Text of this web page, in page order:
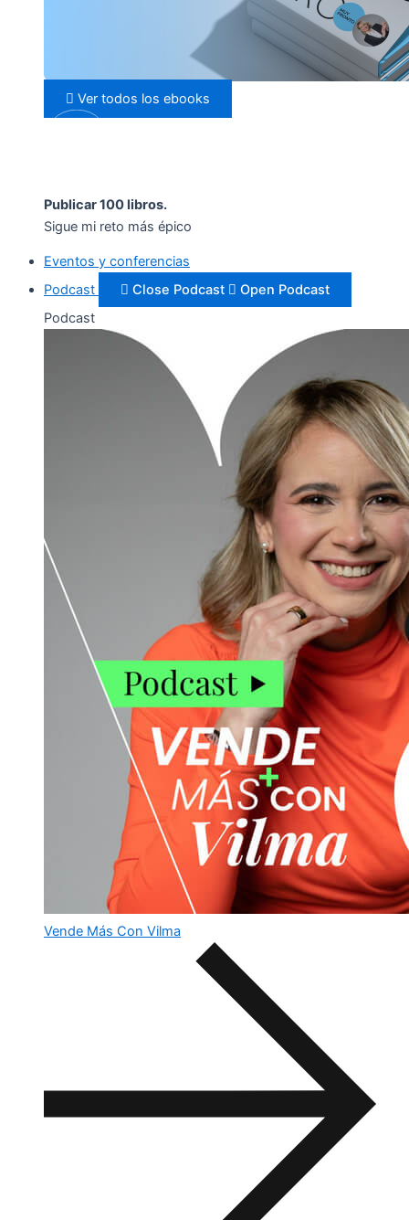
Ver todos los ebooks
Publicar 100 libros.
Sigue mi reto más épico
Eventos y conferencias
Podcast
Close Podcast
Open Podcast
Podcast
Vende Más Con Vilma